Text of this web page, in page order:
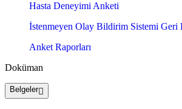
Hasta Deneyimi Anketi
İstenmeyen Olay Bildirim Sistemi
Anket Raporları
Doküman
Belgeler